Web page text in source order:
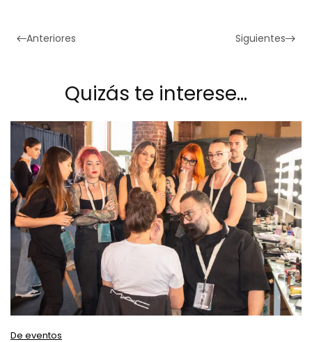
Anteriores Siguientes
Quizás te interese…
De eventos